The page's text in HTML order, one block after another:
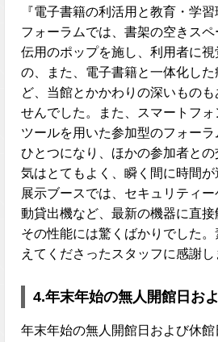
『電子書籍の利活用と教育・学
フォーラムでは、書架の空きス
伝用のポップを施し、利用者に
の、また、電子書籍と一体化し
ど、当館とかかわりの深いもの
せんでした。また、スマートフォ
ツールを用いた参加型のフォー
ひとつになり、ほかの参加者と
気はとてもよく、瞬く間に時間が
展示ブースでは、セキュリティ
動貸出機など、最新の機器に直接
その性能には驚くばかりでした
えてくださったスタッフに感謝
4.年末年始の無人開館日お
年末年始の無人開館日および休館